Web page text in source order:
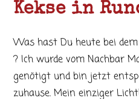
Kekse in
Was hast Du heute bei
? Ich wurde vom Nachbar
genötigt und bin jetzt
zuhause. Mein einziger